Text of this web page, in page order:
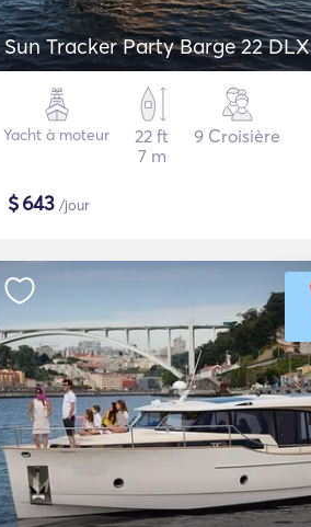
Sun Tracker Party Barge 22 DLX
Yacht à moteur
22 ft
7 m
9 Croisière
$643 /jour